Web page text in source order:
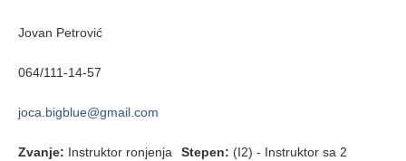
Jovan Petrović
064/111-14-57
joca.bigblue@gmail.com
Zvanje: Instruktor ronjenja Stepen: (I2) - Instruktor sa 2